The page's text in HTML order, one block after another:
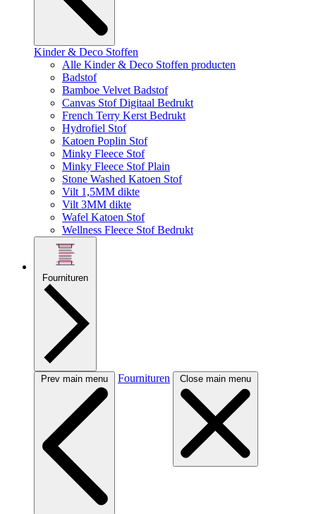
Kinder & Deco Stoffen
Alle Kinder & Deco Stoffen producten
Badstof
Bamboe Velvet Badstof
Canvas Stof Digitaal Bedrukt
French Terry Kerst Bedrukt
Hydrofiel Stof
Katoen Poplin Stof
Minky Fleece Stof
Minky Fleece Stof Plain
Stone Washed Katoen Stof
Vilt 1,5MM dikte
Vilt 3MM dikte
Wafel Katoen Stof
Wellness Fleece Stof Bedrukt
Fournituren
Prev main menu Fournituren Close main menu